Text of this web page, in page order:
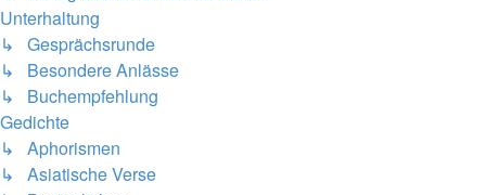
Unterhaltung
↳ Gesprächsrunde
↳ Besondere Anlässe
↳ Buchempfehlung
Gedichte
↳ Aphorismen
↳ Asiatische Verse